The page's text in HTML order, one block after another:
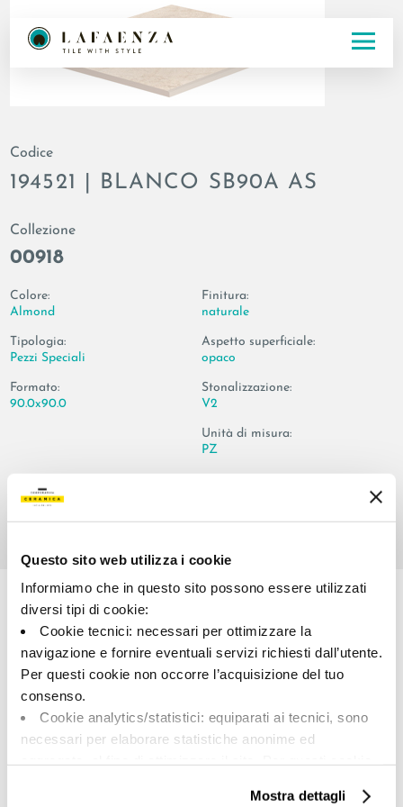
Questo sito web utilizza i cookie
Informiamo che in questo sito possono essere utilizzati
diversi tipi di cookie:
Cookie tecnici: necessari per ottimizzare la
navigazione e fornire eventuali servizi richiesti dall’utente.
Per questi cookie non occorre l’acquisizione del tuo
consenso.
Cookie analytics/statistici: equiparati ai tecnici, sono
necessari per elaborare statistiche anonime ed
Cookie di profilazione/marketing: sono utilizzati, solo
Mostra dettagli
Codice
194521 | BLANCO SB90A AS
Collezione
00918
Colore:
Almond
Tipologia:
Pezzi Speciali
Formato:
90.0x90.0
Finitura:
naturale
Aspetto superficiale:
opaco
Stonalizzazione:
V2
Unità di misura:
PZ
Share: